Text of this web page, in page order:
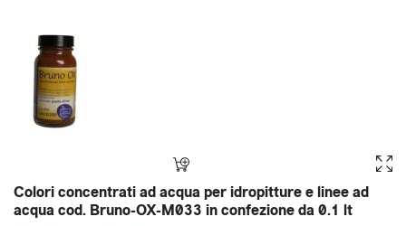
Colori concentrati ad acqua per idropitture e linee ad
acqua cod. Bruno-OX-M033 in confezione da 0.1 lt